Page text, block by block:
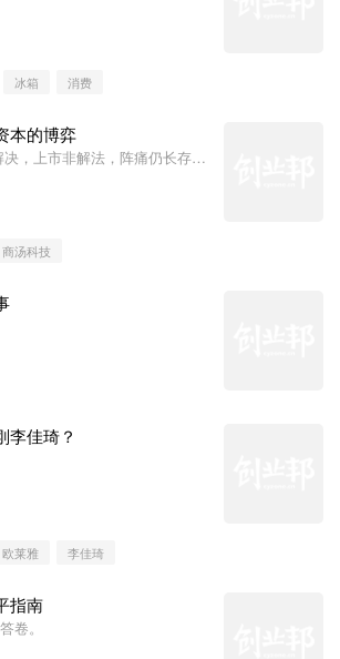
冰箱 消费
本的博弈
，上市非解法，阵痛仍长存。
商汤科技
李佳琦？
欧莱雅 李佳琦
指南
卷。